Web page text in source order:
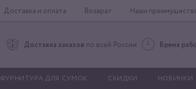
Доставка и оплата Возврат Наши
Доставка заказов по всей России Время
ФУРНИТУРА ДЛЯ СУМОК СКИДКИ НОВИНКИ